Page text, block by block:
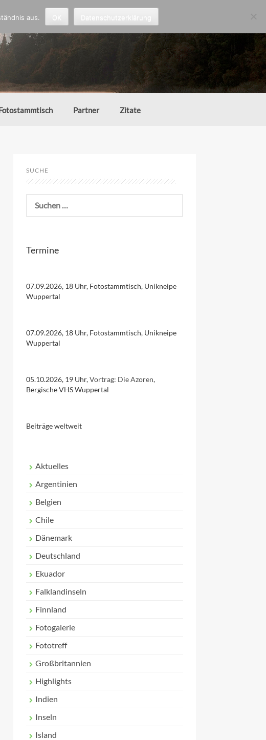
Partner Zitate
SUCHE
nach:
Termine
07.09.2026, 18 Uhr, Fotostammtisch, Unikneipe
Wuppertal
07.09.2026, 18 Uhr, Fotostammtisch, Unikneipe
Wuppertal
05.10.2026, 19 Uhr,Vortrag: Die Azoren,
Bergische VHS Wuppertal
Beiträge weltweit
Aktuelles
Argentinien
Belgien
Chile
Dänemark
Deutschland
Ekuador
Falklandinseln
Finnland
Fotogalerie
Fototreff
Großbritannien
Highlights
Indien
Inseln
Island
aus.